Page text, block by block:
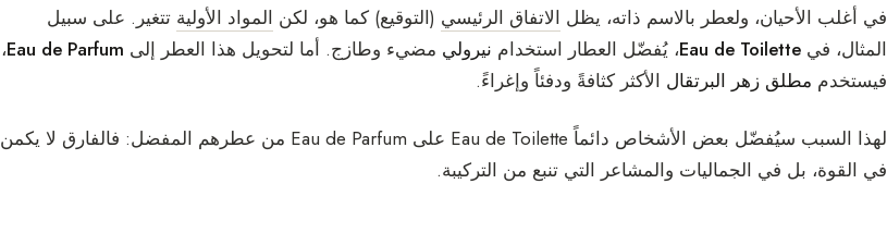
في أغلب الأحيان، ولعطر بالاسم ذاته، يظل الاتفاق الرئيسي (التوقيع) كما هو، لكن المواد الأولية تتغير. على سبيل
المثال، في Eau de Toilette، يُفضّل العطار استخدام نيرولي مضيء وطازج. أما لتحويل هذا العطر إلى Eau de Parfum،
فيستخدم مطلق زهر البرتقال الأكثر كثافةً ودفئاً وإغراءً.
لهذا السبب سيُفضّل بعض الأشخاص دائماً Eau de Toilette على Eau de Parfum من عطرهم المفضل: فالفارق لا يكمن
في القوة، بل في الجماليات والمشاعر التي تنبع من التركيبة.